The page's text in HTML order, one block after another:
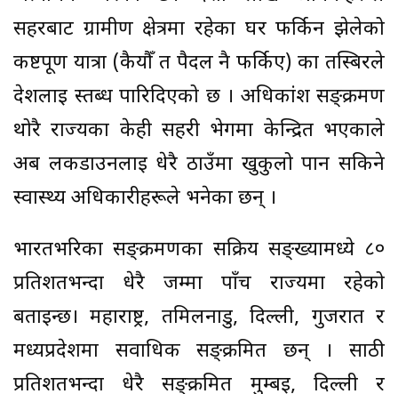
सहरबाट ग्रामीण क्षेत्रमा रहेका घर फर्किन झेलेको
कष्टपूर्ण यात्रा (कैयौँ त पैदल नै फर्किए) का तस्बिरले
देशलाई स्तब्ध पारिदिएको छ । अधिकांश सङ्क्रमण
थोरै राज्यका केही सहरी भेगमा केन्द्रित भएकाले
अब लकडाउनलाई धेरै ठाउँमा खुकुलो पार्न सकिने
स्वास्थ्य अधिकारीहरूले भनेका छन् ।
भारतभरिका सङ्क्रमणका सक्रिय सङ्ख्यामध्ये ८०
प्रतिशतभन्दा धेरै जम्मा पाँच राज्यमा रहेको
बताइन्छ। महाराष्ट्र, तमिलनाडु, दिल्ली, गुजरात र
मध्यप्रदेशमा सर्वाधिक सङ्क्रमित छन् । साठी
प्रतिशतभन्दा धेरै सङ्क्रमित मुम्बई, दिल्ली र